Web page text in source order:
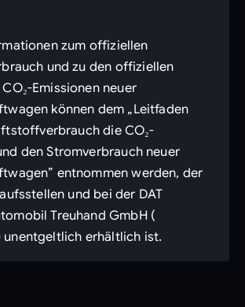
zum offiziellen
und zu den offiziellen
Emissionen neuer
können dem „Leitfaden
die CO₂-
den Stromverbrauch neuer
entnommen werden, der
und bei der DAT
Treuhand GmbH (
unentgeltlich erhältlich ist.